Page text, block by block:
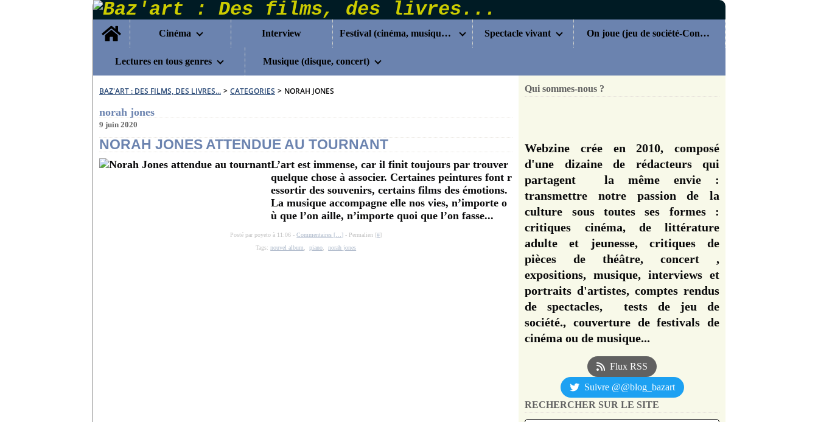
Home
Cinéma
Interview Festival (cinéma, musique...) Spectacle vivant On joue (jeu de société-Concours)
Lectures en tous genres Musique (disque, concert)
BAZ'ART : DES FILMS, DES LIVRES... > CATEGORIES > NORAH JONES
norah jones
9 juin 2020
NORAH JONES ATTENDUE AU TOURNANT
L’art est immense, car il finit toujours par trouver
quelque chose à associer. Certaines peintures font r
essortir des souvenirs, certains films des émotions.
La musique accompagne elle nos vies, n’importe o
ù que l’on aille, n’importe quoi que l’on fasse...
Posté par poyeto à 11:06 -Commentaires [ …] - Permalien [#]
Tags:nouvel album ,piano ,norah jones
Qui sommes-nous ?
Webzine crée en 2010, composé
d'une dizaine de rédacteurs qui
partagent la même envie :
transmettre notre passion de la
culture sous toutes ses formes :
critiques cinéma, de littérature
adulte et jeunesse, critiques de
pièces de théâtre, concert ,
expositions, musique, interviews et
portraits d'artistes, comptes rendus
de spectacles, tests de jeu de
société., couverture de festivals de
cinéma ou de musique...
Flux RSS
Suivre @@blog_bazart
RECHERCHER SUR LE SITE